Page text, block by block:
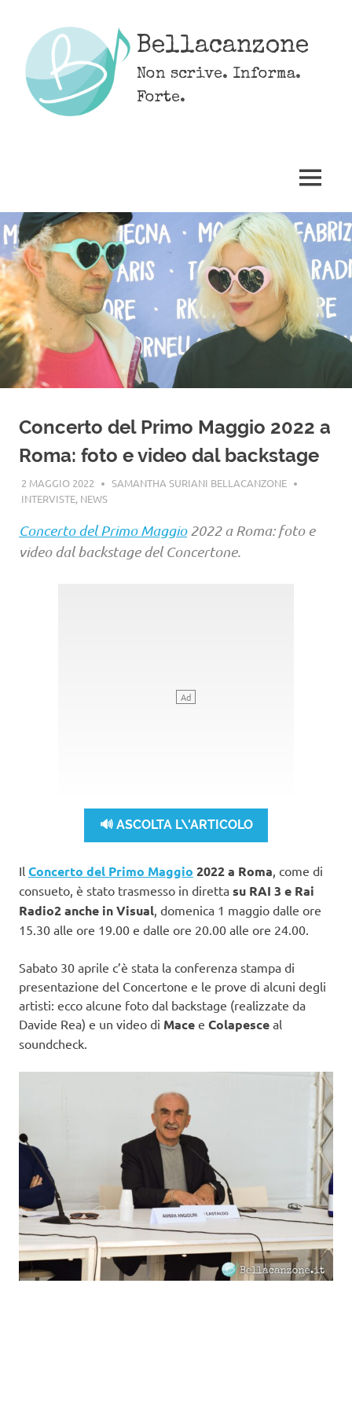
content
Bellacanzone
Non scrive. Informa.
Forte.
MENU
Concerto del Primo Maggio 2022 a
Roma: foto e video dal backstage
2 MAGGIO 2022
SAMANTHA SURIANI BELLACANZONE
INTERVISTE, NEWS
Concerto del Primo Maggio2022 a Roma: foto e
video dal backstage del Concertone.
🔊 ASCOLTA L\'ARTICOLO
Il Concerto del Primo Maggio 2022 a Roma , come di
consueto, è stato trasmesso in diretta su RAI 3 e Rai
Radio2 anche in Visual , domenica 1 maggio dalle ore
15.30 alle ore 19.00 e dalle ore 20.00 alle ore 24.00.
Sabato 30 aprile c’è stata la conferenza stampa di
presentazione del Concertone e le prove di alcuni degli
artisti: ecco alcune foto dal backstage (realizzate da
Davide Rea) e un video di Mace e Colapesce al
soundcheck.